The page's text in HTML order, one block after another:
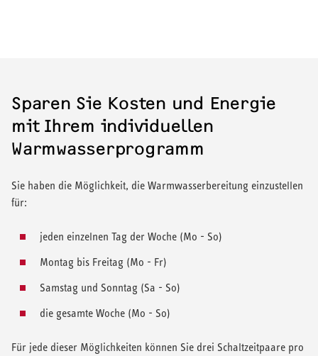
Sparen Sie Kosten und Energie
mit Ihrem individuellen
Warmwasserprogramm
Sie haben die Möglichkeit, die Warmwasserbereitung einzustellen
für:
jeden einzelnen Tag der Woche (Mo - So)
Montag bis Freitag (Mo - Fr)
Samstag und Sonntag (Sa - So)
die gesamte Woche (Mo - So)
Für jede dieser Möglichkeiten können Sie drei Schaltzeitpaare pro